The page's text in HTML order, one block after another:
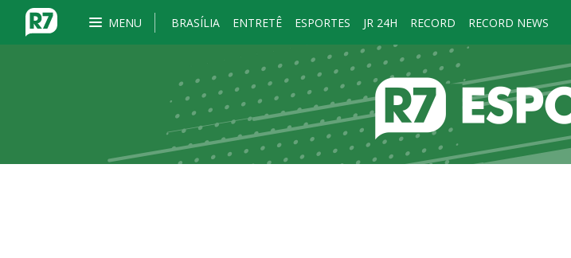
MENU BRASÍLIA ENTRETÊ ESPORTES JR 24H RECORD RECORD NEWS